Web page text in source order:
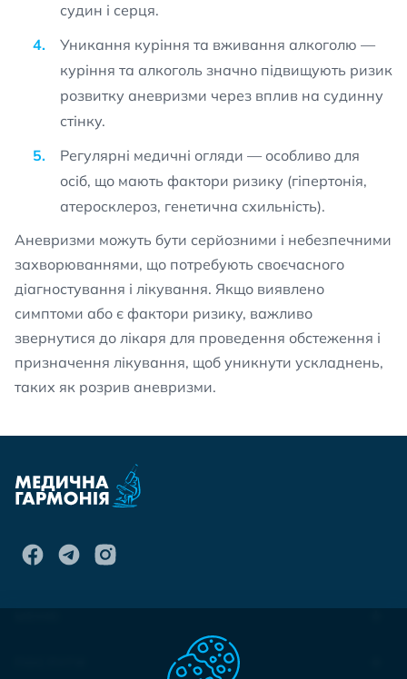
судин і серця.
Уникання куріння та вживання алкоголю —
куріння та алкоголь значно підвищують ризик
розвитку аневризми через вплив на судинну
стінку.
Регулярні медичні огляди — особливо для
осіб, що мають фактори ризику (гіпертонія,
атеросклероз, генетична схильність).
Аневризми можуть бути серйозними і небезпечними
захворюваннями, що потребують своєчасного
діагностування і лікування. Якщо виявлено
симптоми або є фактори ризику, важливо
звернутися до лікаря для проведення обстеження і
призначення лікування, щоб уникнути ускладнень,
таких як розрив аневризми.